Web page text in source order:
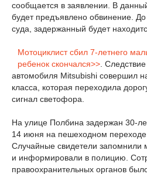
сообщается в заявлении. В
будет предъявлено обвинение.
суда, задержанный будет
Мотоциклист сбил 7-летнего
ребенок скончался>> .
автомобиля Mitsubishi совершил
класса, которая переходила
сигнал светофора.
На улице Полбина задержан 30-
14 июня на пешеходном переходе
Случайные свидетели запомнили
и информировали в полицию.
правоохранительных органов